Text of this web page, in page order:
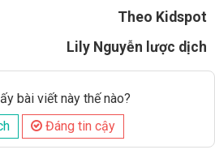
Theo Kidspot
Lily Nguyễn lược dịch
bài viết này thế nào?
Đáng tin cậy